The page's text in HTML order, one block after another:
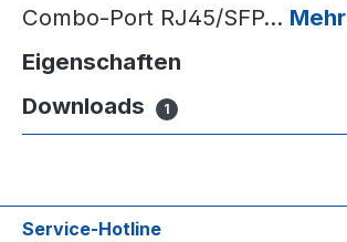
Combo-Port RJ45/SFP… Mehr
Eigenschaften
Downloads
1
Service-Hotline